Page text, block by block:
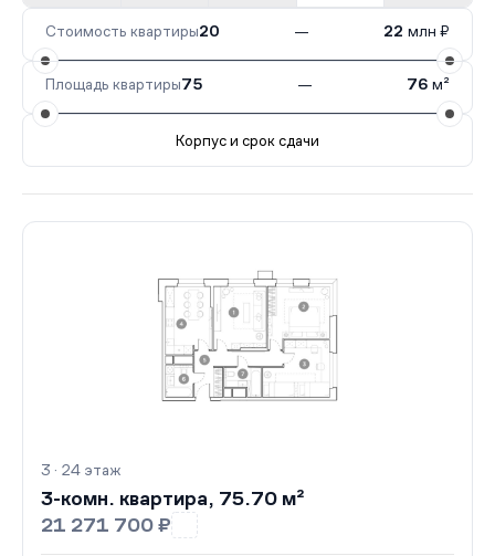
Стоимость квартиры20 — 22 млн ₽
Площадь квартиры75 — 76 м²
Корпус и срок сдачи
32 кв.Сдан
3 · 24 этаж
3-комн. квартира, 75.70 м²
21 271 700 ₽